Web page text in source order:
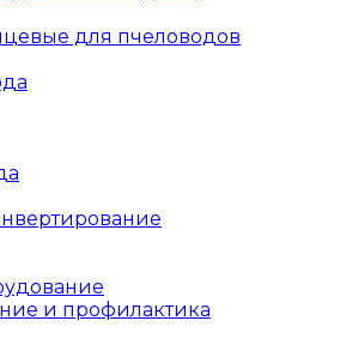
для пчеловодов
и профилактика